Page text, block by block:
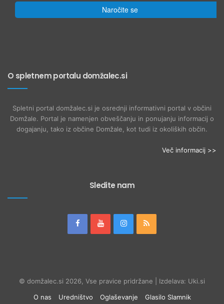
Naročite se
O spletnem portalu domžalec.si
Spletni portal domžalec.si je osrednji informativni portal v občini
Domžale. Portal je namenjen obveščanju in ponujanju informacij o
dogajanju, tako iz občine Domžale, kot tudi iz okoliških občin.
Več informacij >>
Sledite nam
© domžalec.si 2026, Vse pravice pridržane | Izdelava: Uki.si
O nas
Uredništvo Oglaševanje Glasilo Slamnik